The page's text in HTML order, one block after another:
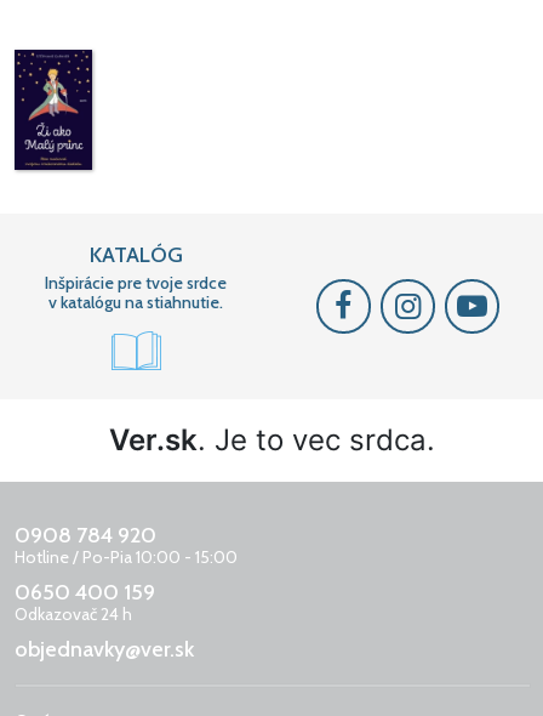
KATALÓG
Inšpirácie pre tvoje srdce
v katalógu na stiahnutie.
Ver.sk. Je to vec srdca.
0908 784 920
Hotline / Po-Pia 10:00 - 15:00
0650 400 159
Odkazovač 24 h
objednavky@ver.sk